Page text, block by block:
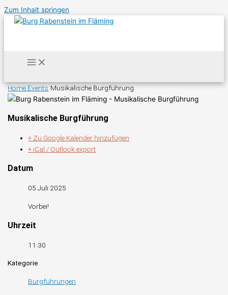
Zum Inhalt springen
HomeEvents Musikalische Burgführung
Musikalische Burgführung
+ Zu Google Kalender hinzufügen
+ iCal / Outlook export
Datum
05 Juli 2025
Vorbei!
Uhrzeit
11:30
Kategorie
Burgführungen